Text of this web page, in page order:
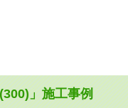
」施工事例